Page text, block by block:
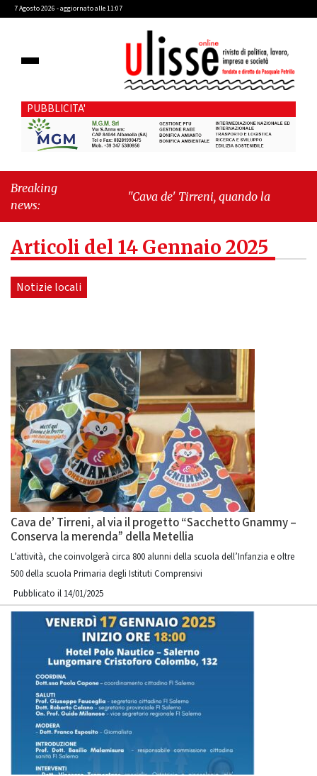
7 Agosto 2026 - aggiornato alle 11:07
PUBBLICITA'
Breaking
news:
"Cava de' Tirreni, quando la burocrazia
Articoli del 14 Gennaio 2025
Notizie locali
Cava de’ Tirreni, al via il progetto “Sacchetto Gnammy –
Conserva la merenda” della Metellia
L’attività, che coinvolgerà circa 800 alunni della scuola dell’Infanzia e oltre
500 della scuola Primaria degli Istituti Comprensivi
Pubblicato il 14/01/2025